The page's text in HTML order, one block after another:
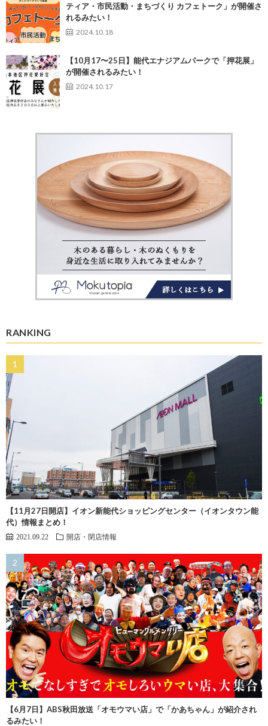
ティア・市民活動・まちづくり カフェトーク」が開催さ
れるみたい！
2024.10.18
【10月17〜25日】能代エナジアムパークで「押花展」
が開催されるみたい！
2024.10.17
RANKING
【11月27日開店】イオン新能代ショッピングセンター（イオンタウン能
代）情報まとめ！
2021.09.22 開店・閉店情報
【6月7日】ABS秋田放送「オモウマい店」で「かあちゃん」が紹介され
るみたい！